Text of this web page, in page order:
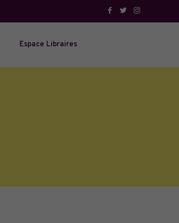
Espace Libraires